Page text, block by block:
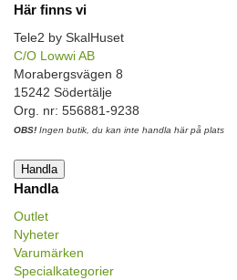
Här finns vi
Tele2 by SkalHuset
C/O Lowwi AB
Morabergsvägen 8
15242 Södertälje
Org. nr: 556881-9238
OBS! Ingen butik, du kan inte handla här på plats
Handla
Handla
Outlet
Nyheter
Varumärken
Specialkategorier